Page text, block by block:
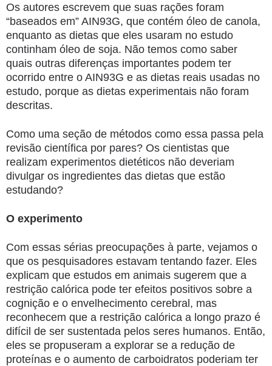
Os autores escrevem que suas rações foram
“baseados em” AIN93G, que contém óleo de canola,
enquanto as dietas que eles usaram no estudo
continham óleo de soja. Não temos como saber
quais outras diferenças importantes podem ter
ocorrido entre o AIN93G e as dietas reais usadas no
estudo, porque as dietas experimentais não foram
descritas.
Como uma seção de métodos como essa passa pela
revisão científica por pares? Os cientistas que
realizam experimentos dietéticos não deveriam
divulgar os ingredientes das dietas que estão
estudando?
O experimento
Com essas sérias preocupações à parte, vejamos o
que os pesquisadores estavam tentando fazer. Eles
explicam que estudos em animais sugerem que a
restrição calórica pode ter efeitos positivos sobre a
cognição e o envelhecimento cerebral, mas
reconhecem que a restrição calórica a longo prazo é
difícil de ser sustentada pelos seres humanos. Então,
eles se propuseram a explorar se a redução de
proteínas e o aumento de carboidratos poderiam ter